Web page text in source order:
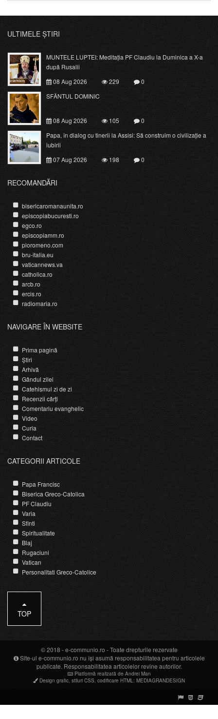
ULTIMELE ȘTIRI
MUNTELE LUPTEI: Meditația PF Claudiu la Duminica a X-a
după Rusalii
08 Aug 2026
229
0
SFÂNTUL DOMINIC
08 Aug 2026 105
0
Papa, în dialog cu tinerii la Assisi: Să construim o civilizație a
iubirii
07 Aug 2026
198 0
RECOMANDĂRI
bisericaromanaunita.ro
episcopiabucuresti.ro
egco.ro
episcopiamm.ro
pioromeno.com
bru-italia.eu
vaticannews.va
catholica.ro
arcb.ro
ercis.ro
radiomaria.ro
NAVIGARE ÎN WEBSITE
Prima pagină
Știri
Arhivă
Gândul zilei
Catehismul zi de zi
Recenzii cărți
Comentariu evanghelic
Video
Curia
Contact
CATEGORII ARTICOLE
Papa Francisc
Biserica Greco-Catolica
PF Claudiu
Varia
Sfinti
Spiritualitate
Blaj
Rugaciuni
Vatican
Personalitati Greco-Catolice
TOP
© 2018 -e-communio.ro - Toate drepturile rezervate
Site-ul e-communio.ro nu își asumă responsabilitatea pentru articolele
publicate. Responsabilitatea articolelor revine autorilor.
Platformă realizată de Andrei Man
Design grafic, stiluri CSS, codificare HTML: MEDIAGRANDESIGN